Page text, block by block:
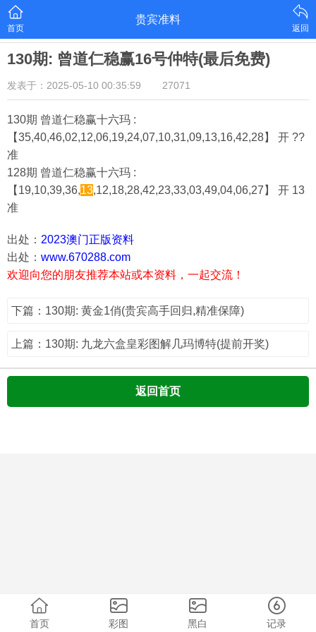
首页
贵宾准料
返回
130期: 曾道仁稳赢16号仲特(最后免费)
发表于：2025-05-10 00:35:59 27071
130期 曾道仁稳赢十六玛 :
【35,40,46,02,12,06,19,24,07,10,31,09,13,16,42,28】 开 ??
准
128期 曾道仁稳赢十六玛 :
【19,10,39,36,13,12,18,28,42,23,33,03,49,04,06,27】 开 13
准
出处： 2023澳门正版资料
出处： www.670288.com
欢迎向您的朋友推荐本站或本资料，一起交流！
下篇：130期: 黄金1俏(贵宾高手回归,精准保障)
上篇：130期: 九龙六盒皇彩图解几玛博特(提前开奖)
返回首页
首页 彩图 黑白 记录